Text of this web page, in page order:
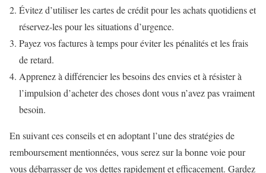
Évitez d’utiliser les cartes de crédit pour les achats quotidiens et
réservez-les pour les situations d’urgence.
Payez vos factures à temps pour éviter les pénalités et les frais
de retard.
Apprenez à différencier les besoins des envies et à résister à
l’impulsion d’acheter des choses dont vous n’avez pas vraiment
besoin.
En suivant ces conseils et en adoptant l’une des stratégies de
remboursement mentionnées, vous serez sur la bonne voie pour
vous débarrasser de vos dettes rapidement et efficacement. Gardez